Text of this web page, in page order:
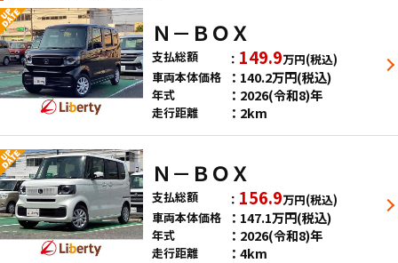
Ｎ－ＢＯＸ
支払総額 149.9万円(税込)
車両本体価格
140.2万円(税込)
年式 2026(令和8)年
走行距離 2km
Ｎ－ＢＯＸ
支払総額 156.9万円(税込)
車両本体価格
147.1万円(税込)
年式 2026(令和8)年
走行距離 4km